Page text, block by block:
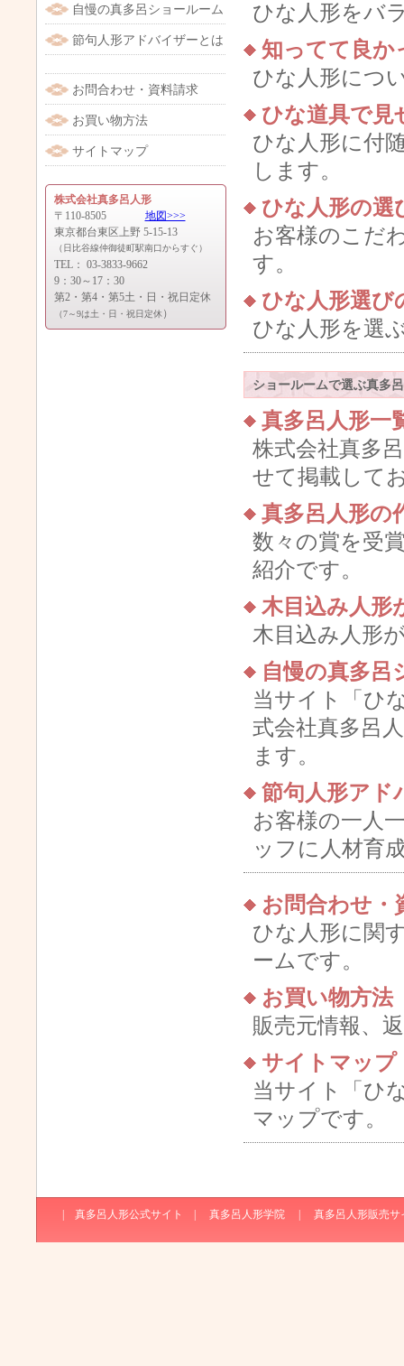
自慢の真多呂ショールーム
節句人形アドバイザーとは
お問合わせ・資料請求
お買い物方法
サイトマップ
株式会社真多呂人形
〒110-8505
地図>>>
東京都台東区上野 5-15-13
（日比谷線仲御徒町駅南口からすぐ）
TEL： 03-3833-9662
9：30～17：30
第2・第4・第5土・日・祝日定休
（7～9は土・日・祝日定休）
ひな人形をバ
知ってて良か
ひな人形につ
ひな道具で見
ひな人形に付
します。
ひな人形の選
お客様のこだ
す。
ひな人形選び
ひな人形を選
ショールームで選ぶ真多
真多呂人形一
株式会社真多
せて掲載して
真多呂人形の
数々の賞を受
紹介です。
木目込み人形
木目込み人形
自慢の真多呂
当サイト「ひ
式会社真多呂
ます。
節句人形アド
お客様の一人
ッフに人材育
お問合わせ・
ひな人形に関
ームです。
お買い物方法
販売元情報、
サイトマップ
当サイト「ひ
マップです。
真多呂人形公式サイト 真多呂人形学院 真多呂人形販売サ